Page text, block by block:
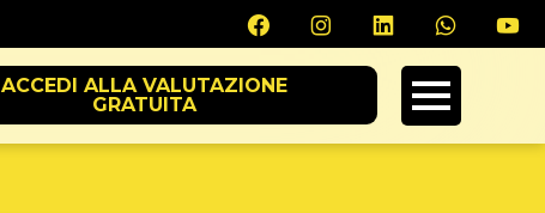
ACCEDI ALLA VALUTAZIONE
GRATUITA